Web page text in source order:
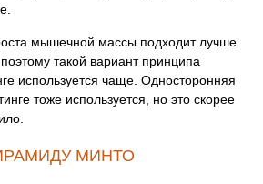
мышечной массы подходит лучше
такой вариант принципа
используется чаще. Односторонняя
тоже используется, но это скорее
МИНТО